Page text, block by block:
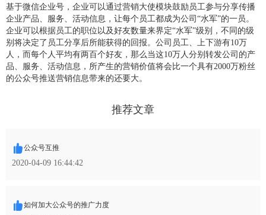
基于微信企业号，企业可以通过营销大使模块鼓励员工参与分享传播
企业产品、服务、活动信息，让每个员工都成为公司“水军”的一员。
企业可以根据员工的职位以及好友数量来界定“水军”级别，不同的级
别将决定了员工分享后所能获得的回报。公司员工、上下游有10万
人，而每个人平均有两百个好友，那么当这10万人分别转发公司的产
品、服务、活动信息，所产生的营销价值将会比一个具有2000万粉丝
的公众号推送营销信息带来的还要大。
推荐文章
公众号互推
2020-04-09 16:44:42
如何加大公众号的推广力度